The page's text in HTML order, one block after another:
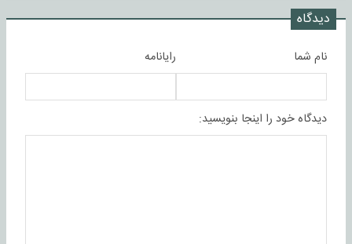
دیدگاه
نام شما رایانامه
دیدگاه خود را اینجا بنویسید: